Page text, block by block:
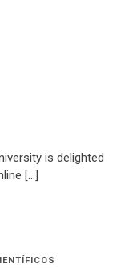
is delighted
[…]